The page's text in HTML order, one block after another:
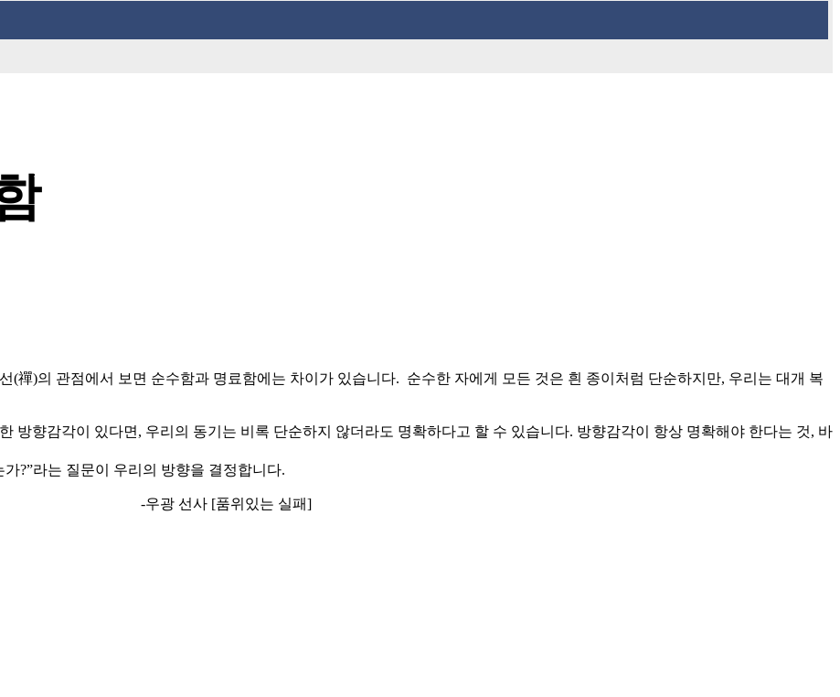
(禪)의 관점에서 보면 순수함과 명료함에는 차이가 있습니다. 순수한 자에게 모든 것은 흰 종이처럼 단순하지만, 우리는 대개 복
방향감각이 있다면, 우리의 동기는 비록 단순하지 않더라도 명확하다고 할 수 있습니다. 방향감각이 항상 명확해야 한다는 것, 바
?”라는 질문이 우리의 방향을 결정합니다.
-우광 선사 [품위있는 실패]